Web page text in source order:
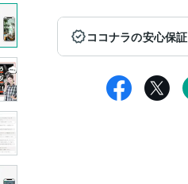
ココナラの安心保証